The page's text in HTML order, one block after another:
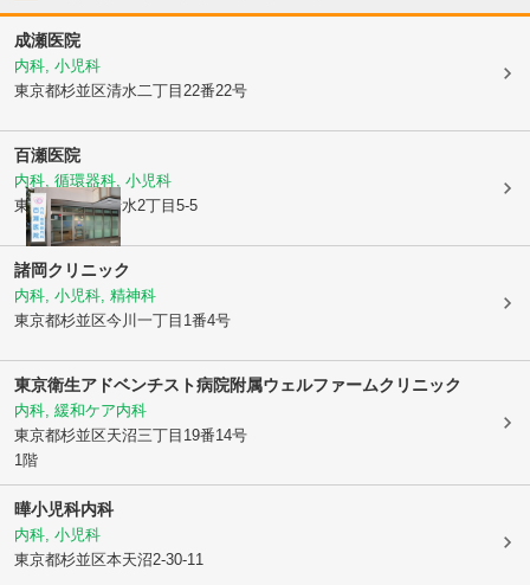
成瀬医院
内科, 小児科
東京都杉並区清水二丁目22番22号
百瀬医院
内科, 循環器科, 小児科
東京都杉並区清水2丁目5-5
諸岡クリニック
内科, 小児科, 精神科
東京都杉並区今川一丁目1番4号
東京衛生アドベンチスト病院附属ウェルファームクリニック
内科, 緩和ケア内科
東京都杉並区天沼三丁目19番14号
1階
曄小児科内科
内科, 小児科
東京都杉並区本天沼2-30-11